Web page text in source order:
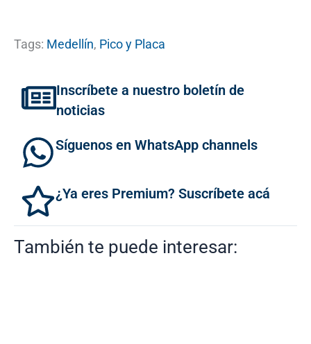
Tags: Medellín, Pico y Placa
Inscríbete a nuestro boletín de
noticias
Síguenos en WhatsApp channels
¿Ya eres Premium? Suscríbete acá
También te puede interesar: